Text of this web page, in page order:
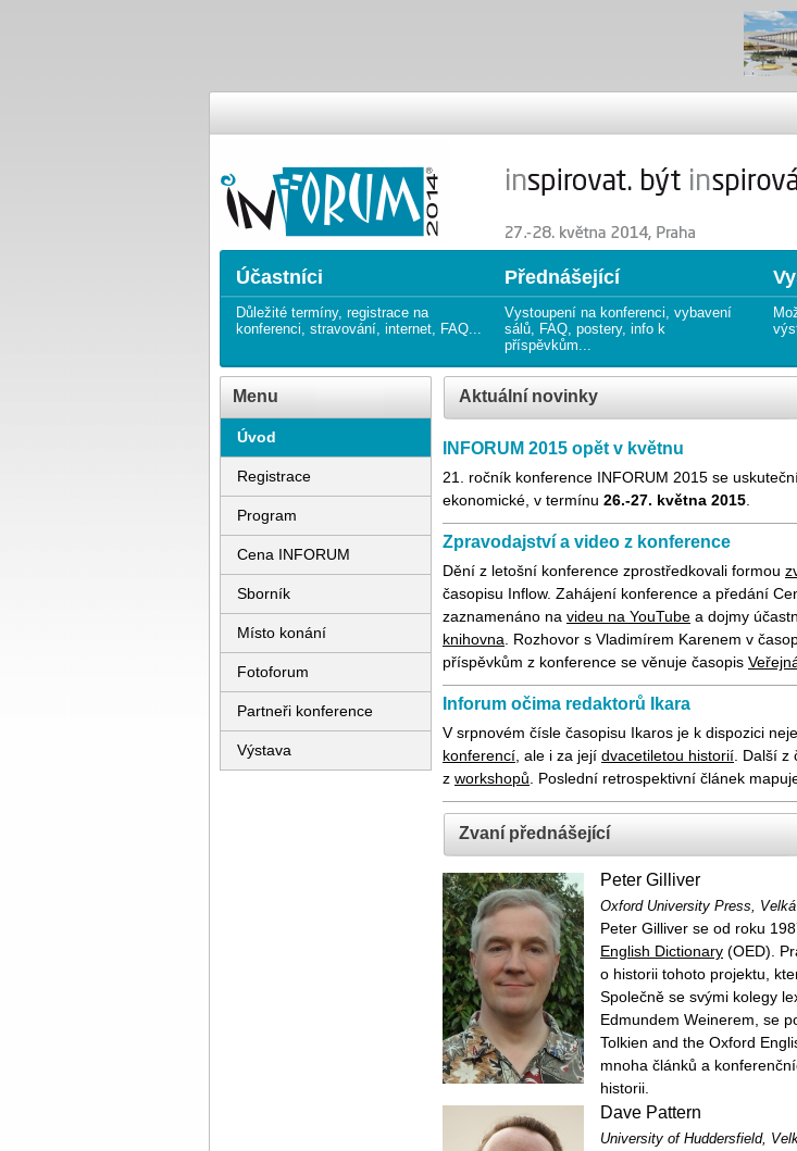
20. ročník KONFERENCE O
20th annual CONFERENCE ON
Účastníci
Důležité termíny, registrace na
konferenci, stravování, internet, FAQ...
Přednášející
Vystoupení na konferenci, vybavení
sálů, FAQ, postery, info k
příspěvkům...
Menu
Úvod
Registrace
Program
Cena INFORUM
Sborník
Místo konání
Fotoforum
Partneři konference
Výstava
Aktuální novinky
INFORUM 2015 opět v květnu
21. ročník konference INFORUM 2015 se
ekonomické, v termínu 26.-27. května 2015
Zpravodajství a video z konference
Dění z letošní konference zprostředkovali formou
časopisu Inflow. Zahájení konference a předání
zaznamenáno na videu na YouTube a dojmy
knihovna . Rozhovor s Vladimírem Karenem v
příspěvkům z konference se věnuje časopis
Inforum očima redaktorů Ikara
V srpnovém čísle časopisu Ikaros je k dispozici
konferencí , ale i za její dvacetiletou historií . Další
z workshopů . Poslední retrospektivní článek
Zvaní přednášející
Peter Gilliver
Oxford University Press,
Peter Gilliver se od roku
English Dictionary (OED).
o historii tohoto projektu,
Společně se svými kolegy
Edmundem Weinerem, se
Tolkien and the Oxford
mnoha článků a
historii.
Dave Pattern
University of Huddersfield,